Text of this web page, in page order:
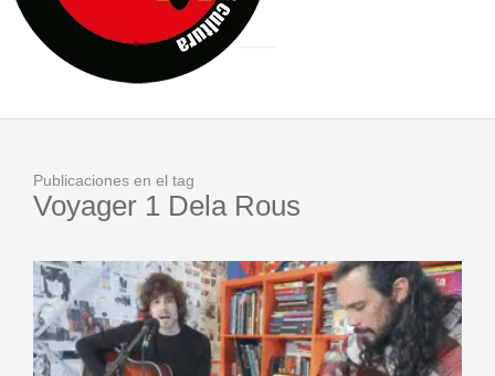
MARSHALL FLASH PRESENTA EN EXVITA [RELATIVA
JOFRE BARDAGÍ EN EXVITA INTERPRETANDO A SERRAT
Publicaciones en el tag
Voyager 1 Dela Rous